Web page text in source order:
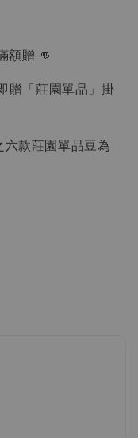
額贈 👊
贈「莊園單品」掛
款莊園單品豆為